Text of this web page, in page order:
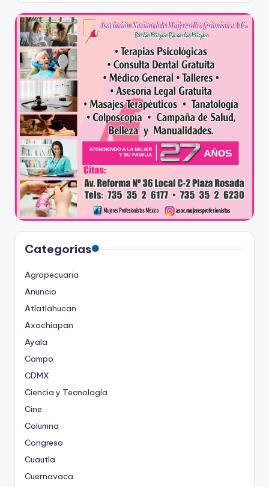
Categorias
Agropecuaria
Anuncio
Atlatlahucan
Axochiapan
Ayala
Campo
CDMX
Ciencia y Tecnología
Cine
Columna
Congreso
Cuautla
Cuernavaca